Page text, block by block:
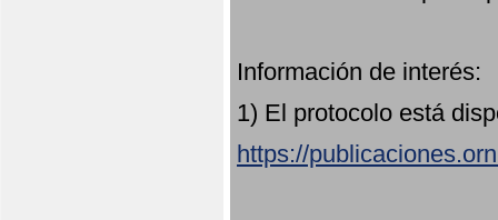
Información de interés:
1) El protocolo está
https://